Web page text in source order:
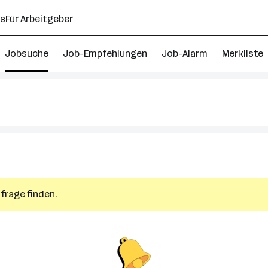
Für Arbeitgeber
Jobsuche Job-Empfehlungen Job-Alarm Merkliste
finden.